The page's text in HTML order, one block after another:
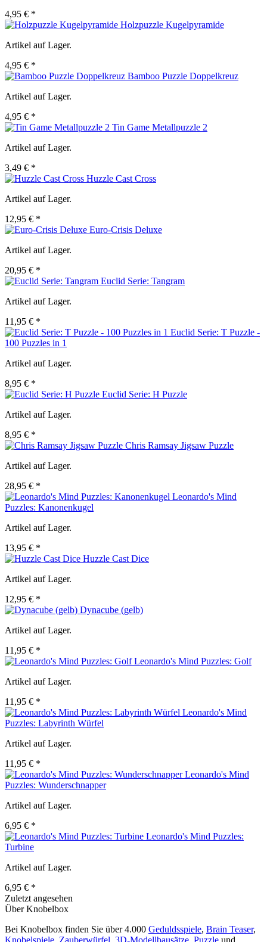
4,95 € *
Holzpuzzle Kugelpyramide
Artikel auf Lager.
4,95 € *
Bamboo Puzzle Doppelkreuz
Artikel auf Lager.
4,95 € *
Tin Game Metallpuzzle 2
Artikel auf Lager.
3,49 € *
Huzzle Cast Cross
Artikel auf Lager.
12,95 € *
Euro-Crisis Deluxe
Artikel auf Lager.
20,95 € *
Euclid Serie: Tangram
Artikel auf Lager.
11,95 € *
Euclid Serie: T Puzzle -
100 Puzzles in 1
Artikel auf Lager.
8,95 € *
Euclid Serie: H Puzzle
Artikel auf Lager.
8,95 € *
Chris Ramsay Jigsaw Puzzle
Artikel auf Lager.
28,95 € *
Leonardo's Mind
Puzzles: Kanonenkugel
Artikel auf Lager.
13,95 € *
Huzzle Cast Dice
Artikel auf Lager.
12,95 € *
Dynacube (gelb)
Artikel auf Lager.
11,95 € *
Leonardo's Mind Puzzles: Golf
Artikel auf Lager.
11,95 € *
Leonardo's Mind
Puzzles: Labyrinth Würfel
Artikel auf Lager.
11,95 € *
Leonardo's Mind
Puzzles: Wunderschnapper
Artikel auf Lager.
6,95 € *
Leonardo's Mind Puzzles:
Turbine
Artikel auf Lager.
6,95 € *
Zuletzt angesehen
Über Knobelbox
Bei Knobelbox finden Sie über 4.000 Geduldsspiele, Brain Teaser,